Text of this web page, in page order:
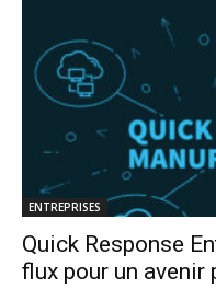
ENTREPRISES
Quick Response
flux pour un avenir